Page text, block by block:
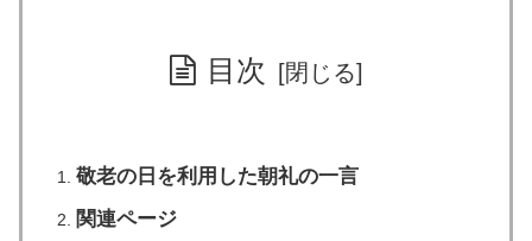
目次
敬老の日を利用した朝礼の一言
関連ページ